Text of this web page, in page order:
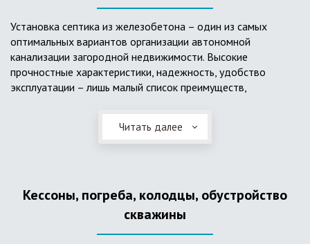
Установка септика из железобетона – один из самых
оптимальных вариантов организации автономной
канализации загородной недвижимости. Высокие
прочностные характеристики, надежность, удобство
эксплуатации – лишь малый список преимуществ,
Он независим от источников электроэнергии, прост в
применении, и стоек к внешним механическим
достоинства обуславливают большую популярность
септика из железобетонных колец.
Читать далее
Кессоны, погреба, колодцы, обустройство
скважины